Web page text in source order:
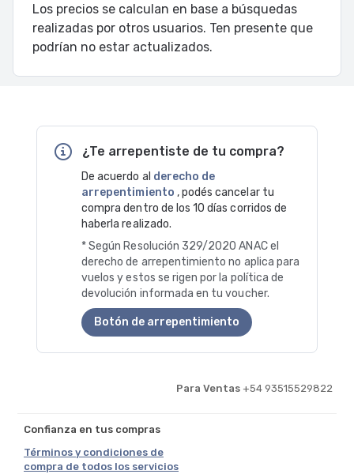
Los precios se calculan en base a búsquedas
realizadas por otros usuarios. Ten presente que
podrían no estar actualizados.
¿Te arrepentiste de tu compra?
De acuerdo al derecho de
arrepentimiento , podés cancelar tu
compra dentro de los 10 días corridos de
haberla realizado.
* Según Resolución 329/2020 ANAC el
derecho de arrepentimiento no aplica para
vuelos y estos se rigen por la política de
devolución informada en tu voucher.
Botón de arrepentimiento
Para Ventas +54 93515529822
Confianza en tus compras
Términos y condiciones de
compra de todos los servicios